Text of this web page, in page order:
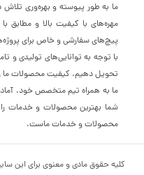
ما به طور پیوسته و بهره‌وری تلاش
مهره‌های با کیفیت بالا و مطابق
پیچ‌های سفارشی و خاص برای
با توجه به توانایی‌های تولیدی و
تحویل دهیم. کیفیت محصولات ما
ما به همراه تیم متخصص خود،
شما بهترین محصولات و خدمات را
محصولات و خدمات ماست.
کلیه حقوق مادی و معنوی برای این